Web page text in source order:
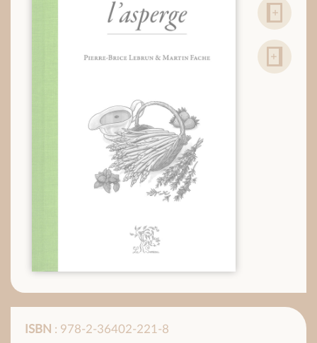
ISBN : 978-2-36402-221-8